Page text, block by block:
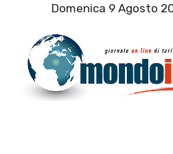
contenuto
Domenica 9 Agosto